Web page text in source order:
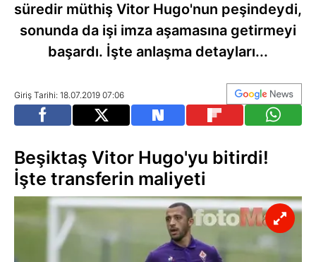
süredir müthiş Vitor Hugo'nun peşindeydi,
sonunda da işi imza aşamasına getirmeyi
başardı. İşte anlaşma detayları...
Giriş Tarihi: 18.07.2019 07:06
Beşiktaş Vitor Hugo'yu bitirdi!
İşte transferin maliyeti